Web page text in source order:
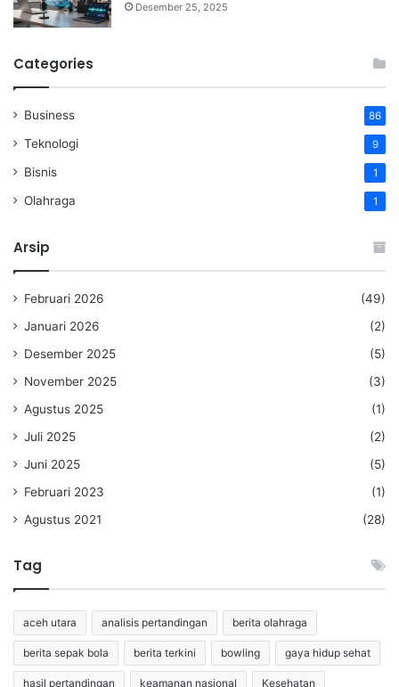
Desember 25, 2025
Categories
Business 86
Teknologi 9
Bisnis 1
Olahraga 1
Arsip
Februari 2026
(49)
Januari 2026
(2)
Desember 2025
(5)
November 2025
(3)
Agustus 2025
(1)
Juli 2025
(2)
Juni 2025
(5)
Februari 2023
(1)
Agustus 2021
(28)
Tag
aceh utara analisis pertandingan berita olahraga
berita sepak bola berita terkini bowling gaya hidup sehat
hasil pertandingan keamanan nasional Kesehatan